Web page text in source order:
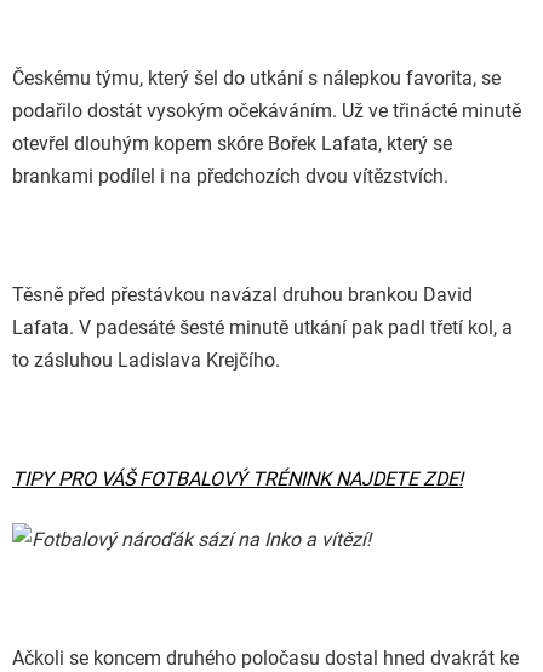
Českému týmu, který šel do utkání s nálepkou favorita, se
podařilo dostát vysokým očekáváním. Už ve třinácté minutě
otevřel dlouhým kopem skóre Bořek Lafata, který se
brankami podílel i na předchozích dvou vítězstvích.
Těsně před přestávkou navázal druhou brankou David
Lafata. V padesáté šesté minutě utkání pak padl třetí kol, a
to zásluhou Ladislava Krejčího.
TIPY PRO VÁŠ FOTBALOVÝ TRÉNINK NAJDETE ZDE!
Ačkoli se koncem druhého poločasu dostal hned dvakrát ke